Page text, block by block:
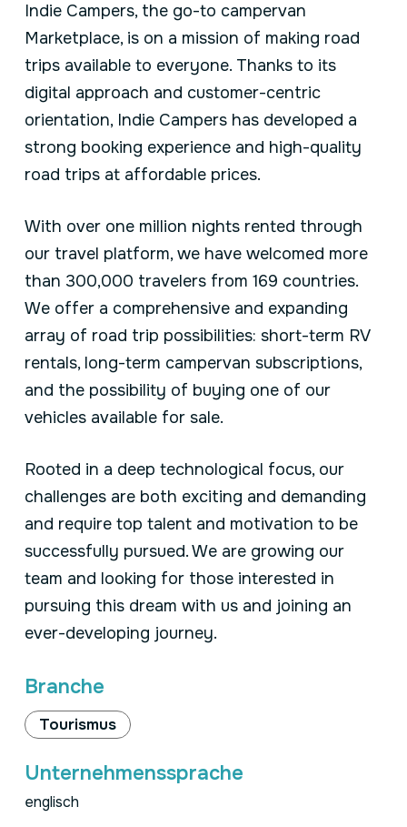
Indie Campers, the go-to campervan
Marketplace, is on a mission of making road
trips available to everyone. Thanks to its
digital approach and customer-centric
orientation, Indie Campers has developed a
strong booking experience and high-quality
road trips at affordable prices.
With over one million nights rented through
our travel platform, we have welcomed more
than 300,000 travelers from 169 countries.
We offer a comprehensive and expanding
array of road trip possibilities: short-term RV
rentals, long-term campervan subscriptions,
and the possibility of buying one of our
vehicles available for sale.
Rooted in a deep technological focus, our
challenges are both exciting and demanding
and require top talent and motivation to be
successfully pursued. We are growing our
team and looking for those interested in
pursuing this dream with us and joining an
ever-developing journey.
Branche
Tourismus
Unternehmenssprache
englisch